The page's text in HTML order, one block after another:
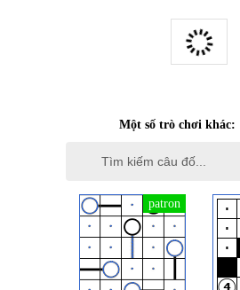
Một số trò chơi khác: